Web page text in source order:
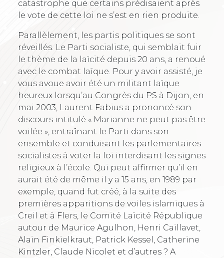
catastrophe que certains prédisaient après
le vote de cette loi ne s’est en rien produite.
Parallèlement, les partis politiques se sont
réveillés. Le Parti socialiste, qui semblait fuir
le thème de la laïcité depuis 20 ans, a renoué
avec le combat laïque. Pour y avoir assisté, je
vous avoue avoir été un militant laïque
heureux lorsqu’au Congrès du PS à Dijon, en
mai 2003, Laurent Fabius a prononcé son
discours intitulé « Marianne ne peut pas être
voilée », entraînant le Parti dans son
ensemble et conduisant les parlementaires
socialistes à voter la loi interdisant les signes
religieux à l’école. Qui peut affirmer qu’il en
aurait été de même il y a 15 ans, en 1989 par
exemple, quand fut créé, à la suite des
premières apparitions de voiles islamiques à
Creil et à Flers, le Comité Laïcité République
autour de Maurice Agulhon, Henri Caillavet,
Alain Finkielkraut, Patrick Kessel, Catherine
Kintzler, Claude Nicolet et d’autres ? A